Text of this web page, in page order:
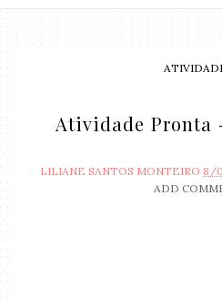
Atividade Pronta
LILIANE SANTOS MONTEIRO 8/
ADD